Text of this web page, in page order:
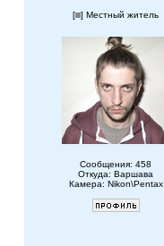
[ ] Местный житель
Сообщения: 458
Откуда: Варшава
Камера: Nikon\Pentax